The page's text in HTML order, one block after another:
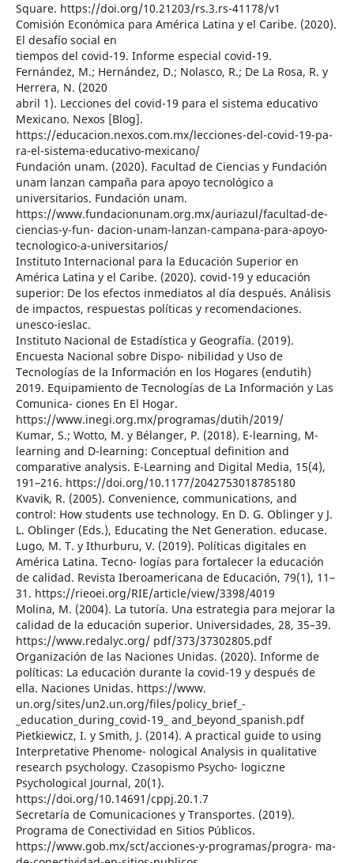
Square. https://doi.org/10.21203/rs.3.rs-41178/v1
Comisión Económica para América Latina y el Caribe. (2020).
El desafío social en
tiempos del covid-19. Informe especial covid-19.
Fernández, M.; Hernández, D.; Nolasco, R.; De La Rosa, R. y
Herrera, N. (2020
abril 1). Lecciones del covid-19 para el sistema educativo
Mexicano. Nexos [Blog].
https://educacion.nexos.com.mx/lecciones-del-covid-19-pa-
ra-el-sistema-educativo-mexicano/
Fundación unam. (2020). Facultad de Ciencias y Fundación
unam lanzan campaña para apoyo tecnológico a
universitarios. Fundación unam.
https://www.fundacionunam.org.mx/auriazul/facultad-de-
ciencias-y-fun- dacion-unam-lanzan-campana-para-apoyo-
tecnologico-a-universitarios/
Instituto Internacional para la Educación Superior en
América Latina y el Caribe. (2020). covid-19 y educación
superior: De los efectos inmediatos al día después. Análisis
de impactos, respuestas políticas y recomendaciones.
unesco-ieslac.
Instituto Nacional de Estadística y Geografía. (2019).
Encuesta Nacional sobre Dispo- nibilidad y Uso de
Tecnologías de la Información en los Hogares (endutih)
2019. Equipamiento de Tecnologías de La Información y Las
Comunica- ciones En El Hogar.
https://www.inegi.org.mx/programas/dutih/2019/
Kumar, S.; Wotto, M. y Bélanger, P. (2018). E-learning, M-
learning and D-learning: Conceptual definition and
comparative analysis. E-Learning and Digital Media, 15(4),
191–216. https://doi.org/10.1177/2042753018785180
Kvavik, R. (2005). Convenience, communications, and
control: How students use technology. En D. G. Oblinger y J.
L. Oblinger (Eds.), Educating the Net Generation. educase.
Lugo, M. T. y Ithurburu, V. (2019). Políticas digitales en
América Latina. Tecno- logías para fortalecer la educación
de calidad. Revista Iberoamericana de Educación, 79(1), 11–
31. https://rieoei.org/RIE/article/view/3398/4019
Molina, M. (2004). La tutoría. Una estrategia para mejorar la
calidad de la educación superior. Universidades, 28, 35–39.
https://www.redalyc.org/ pdf/373/37302805.pdf
Organización de las Naciones Unidas. (2020). Informe de
políticas: La educación durante la covid-19 y después de
ella. Naciones Unidas. https://www.
un.org/sites/un2.un.org/files/policy_brief_-
_education_during_covid-19_ and_beyond_spanish.pdf
Pietkiewicz, I. y Smith, J. (2014). A practical guide to using
Interpretative Phenome- nological Analysis in qualitative
research psychology. Czasopismo Psycho- logiczne
Psychological Journal, 20(1).
https://doi.org/10.14691/cppj.20.1.7
Secretaría de Comunicaciones y Transportes. (2019).
Programa de Conectividad en Sitios Públicos.
https://www.gob.mx/sct/acciones-y-programas/progra- ma-